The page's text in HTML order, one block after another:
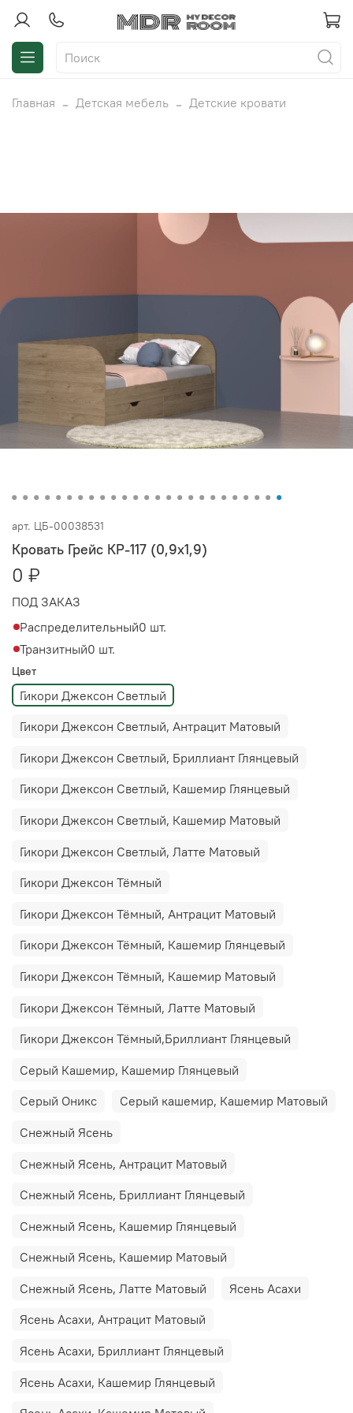
Главная Детская мебель Детские кровати
арт. ЦБ-00038531
Кровать Грейс КР-117 (0,9х1,9)
0 ₽
ПОД ЗАКАЗ
Распределительный0 шт.
Транзитный0 шт.
Цвет
Гикори Джексон Светлый
Гикори Джексон Светлый, Антрацит Матовый
Гикори Джексон Светлый, Бриллиант Глянцевый
Гикори Джексон Светлый, Кашемир Глянцевый
Гикори Джексон Светлый, Кашемир Матовый
Гикори Джексон Светлый, Латте Матовый
Гикори Джексон Тёмный
Гикори Джексон Тёмный, Антрацит Матовый
Гикори Джексон Тёмный, Кашемир Глянцевый
Гикори Джексон Тёмный, Кашемир Матовый
Гикори Джексон Тёмный, Латте Матовый
Гикори Джексон Тёмный,Бриллиант Глянцевый
Серый Кашемир, Кашемир Глянцевый
Серый Оникс
Серый кашемир, Кашемир Матовый
Снежный Ясень
Снежный Ясень, Антрацит Матовый
Снежный Ясень, Бриллиант Глянцевый
Снежный Ясень, Кашемир Глянцевый
Снежный Ясень, Кашемир Матовый
Снежный Ясень, Латте Матовый
Ясень Асахи
Ясень Асахи, Антрацит Матовый
Ясень Асахи, Бриллиант Глянцевый
Ясень Асахи, Кашемир Глянцевый